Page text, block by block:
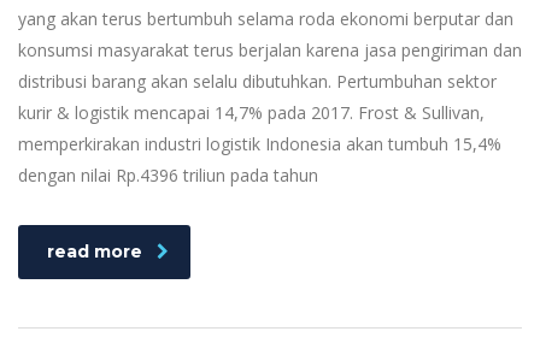
yang akan terus bertumbuh selama roda ekonomi berputar dan
konsumsi masyarakat terus berjalan karena jasa pengiriman dan
distribusi barang akan selalu dibutuhkan. Pertumbuhan sektor
kurir & logistik mencapai 14,7% pada 2017. Frost & Sullivan,
memperkirakan industri logistik Indonesia akan tumbuh 15,4%
dengan nilai Rp.4396 triliun pada tahun
read more